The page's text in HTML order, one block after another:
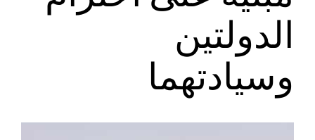
الدولتين
وسيادتهما